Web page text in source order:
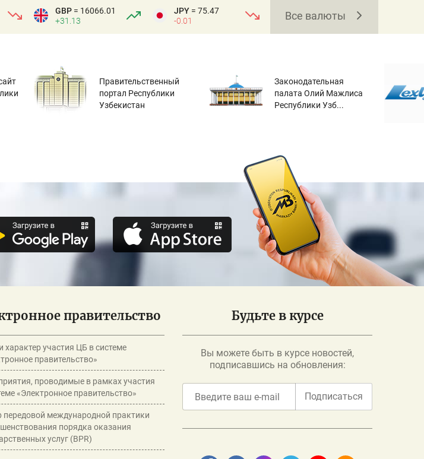
GBP = 16066.01
+31.13
JPY = 75.47
-0.01
Все валюты
Правительственный
портал Республики
Узбекистан
Законодательная
палата Олий Мажлиса
Республики Узб...
правительство
характер участия ЦБ в системе
правительство»
проводимые в рамках участия
«Электронное правительство»
передовой международной практики
порядка оказания
услуг (BPR)
Будьте в курсе
Вы можете быть в курсе новостей,
подписавшись на обновления:
Подписаться